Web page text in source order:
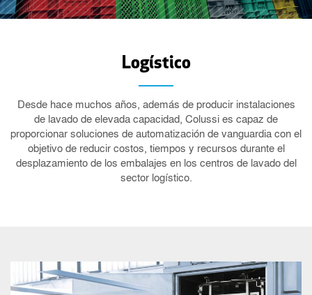
Logístico
Desde hace muchos años, además de producir instalaciones
de lavado de elevada capacidad, Colussi es capaz de
proporcionar soluciones de automatización de vanguardia con el
objetivo de reducir costos, tiempos y recursos durante el
desplazamiento de los embalajes en los centros de lavado del
sector logístico.